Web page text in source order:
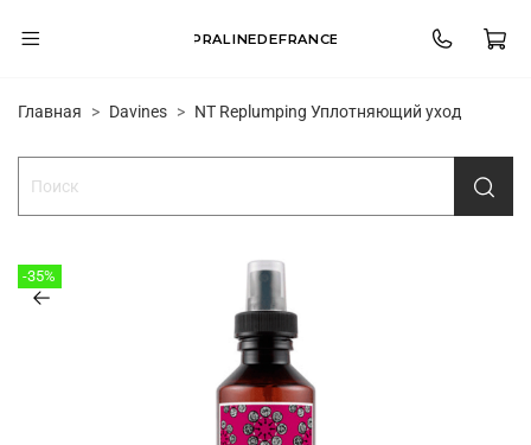
PRALINEDEFRANCE
Главная Davines NT Replumping Уплотняющий уход
-35%